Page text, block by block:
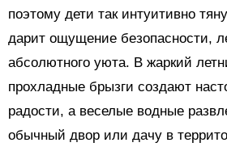
поэтому дети так интуитивно
дарит ощущение безопасности,
абсолютного уюта. В жаркий
прохладные брызги создают
радости, а веселые водные
обычный двор или дачу в